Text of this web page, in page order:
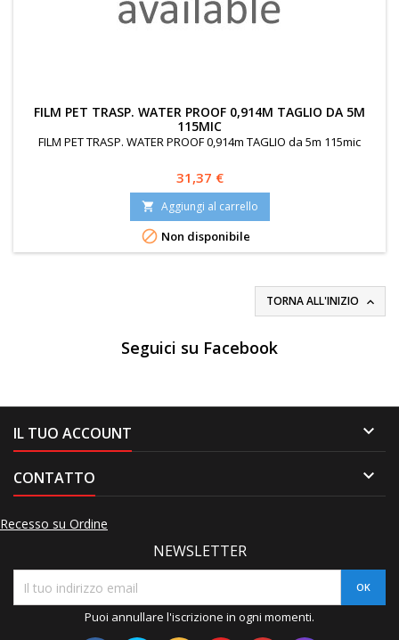
FILM PET TRASP. WATER PROOF 0,914M TAGLIO DA 5M
115MIC
FILM PET TRASP. WATER PROOF 0,914m TAGLIO da 5m 115mic
Prezzo
31,37 €
 Aggiungi al carrello
 Non disponibile
TORNA ALL'INIZIO 
Seguici su Facebook
IL TUO ACCOUNT 
CONTATTO 
Recesso su Ordine
NEWSLETTER
Puoi annullare l'iscrizione in ogni momenti.